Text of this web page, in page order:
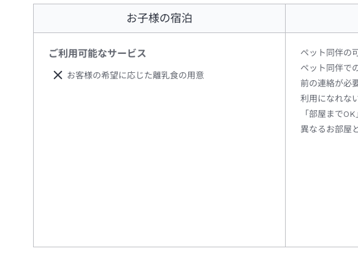
お子様の宿泊
ご利用可能なサービス
お客様の希望に応じた離乳食の用意
ペット同伴の
ペット同伴で
前の連絡が必
利用になれな
「部屋まで
異なるお部屋